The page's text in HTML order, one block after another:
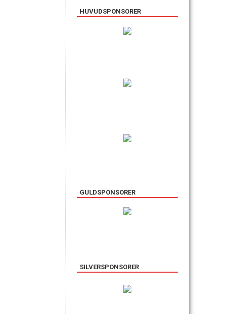
HUVUDSPONSORER
GULDSPONSORER
SILVERSPONSORER